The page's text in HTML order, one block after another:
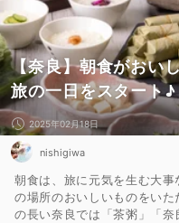
【奈良】朝食がおい
旅の一日をスタート♪
2025年02月18日
nishigiwa
朝食は、旅に元気を生む大
の場所のおいしいものをい
の長い奈良では「茶粥」「